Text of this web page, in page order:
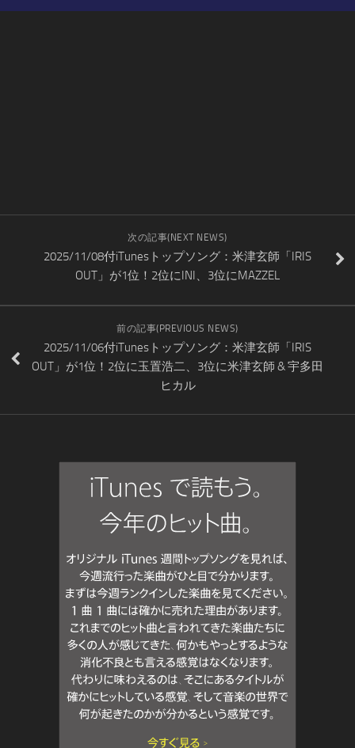
次の記事(NEXT NEWS)
2025/11/08付iTunesトップソング：米津玄師「IRIS
OUT」が1位！2位にINI、3位にMAZZEL
前の記事(PREVIOUS NEWS)
2025/11/06付iTunesトップソング：米津玄師「IRIS
OUT」が1位！2位に玉置浩二、3位に米津玄師 & 宇多田
ヒカル